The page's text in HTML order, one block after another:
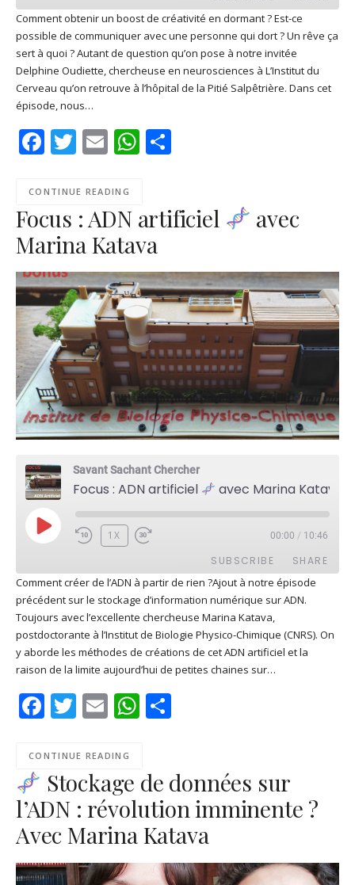
Apple Podcasts Deezer
Google Play PocketCasts
Podcast Addict RSS
Spotify
RSS FEED
SHARE
LINK
EMBED
Comment obtenir un boost de créativité en dormant ? Est-ce
possible de communiquer avec une personne qui dort ? Un rêve ça
sert à quoi ? Autant de question qu’on pose à notre invitée
Delphine Oudiette, chercheuse en neurosciences à L’Institut du
Cerveau qu’on retrouve à l’hôpital de la Pitié Salpêtrière. Dans cet
épisode, nous…
Facebook
Twitter
EmailWhatsApp
CONTINUE READING
Focus : ADN artificiel
avec
Marina Katava
Savant Sachant Chercher
Focus : ADN artificiel avec Marina Katava
PLAY
EPISODE
1X 00:00 / 10:46
SUBSCRIBE SHARE
Apple Podcasts Deezer
Google Play PocketCasts
Podcast Addict RSS
RSS FEED
SHARE
LINK
EMBED
Comment créer de l’ADN à partir de rien ?Ajout à notre épisode
précédent sur le stockage d’information numérique sur ADN.
Toujours avec l’excellente chercheuse Marina Katava,
postdoctorante à l’Institut de Biologie Physico-Chimique (CNRS). On
y aborde les méthodes de créations de cet ADN artificiel et la
raison de la limite aujourd’hui de petites chaines sur…
Facebook
Twitter
EmailWhatsApp
CONTINUE READING
Stockage de données sur
l’ADN : révolution imminente ?
Avec Marina Katava